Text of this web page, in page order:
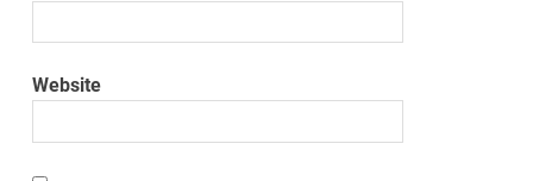
Website